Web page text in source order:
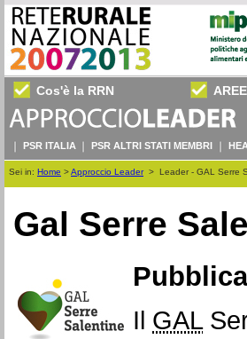
Cos'è la RRN
PSR ITALIA PSR ALTRI STATI MEMBRI
Sei in: Home >Approccio Leader> Leader - GAL Serre
Gal Serre
Il GAL